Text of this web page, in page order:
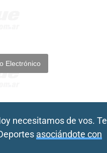
Electrónico
necesitamos de vos. Te
asociándote con